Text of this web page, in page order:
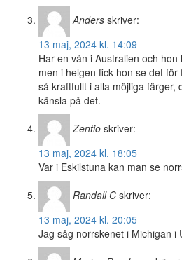
Anders skriver:
13 maj, 2024 kl. 14:09
Har en vän i Australien och
men i helgen fick hon se det
så kraftfullt i alla möjliga färger,
känsla på det.
Zentio skriver:
13 maj, 2024 kl. 18:05
Var i Eskilstuna kan man se
Randall C skriver:
13 maj, 2024 kl. 20:05
Jag såg norrskenet i Michigan i